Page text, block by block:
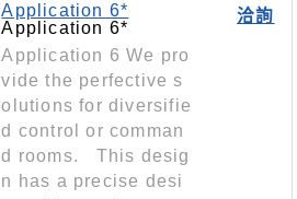
洽詢
Application 6*
Application 6*
Application 6 We pro
vide the perfective s
olutions for diversifie
d control or comman
d rooms. This desig
n has a precise desi